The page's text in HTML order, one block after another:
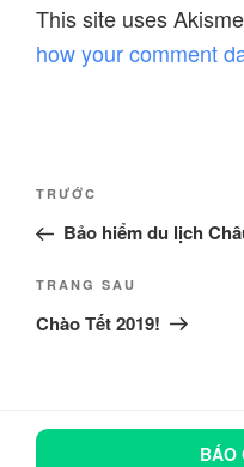
This site uses
how your comment
Điều
bài
viết
Bài
cũ
TRƯỚC
Bảo hiểm du lịch
Bài
tiếp
TRANG SAU
Chào Tết 2019!
BÁO